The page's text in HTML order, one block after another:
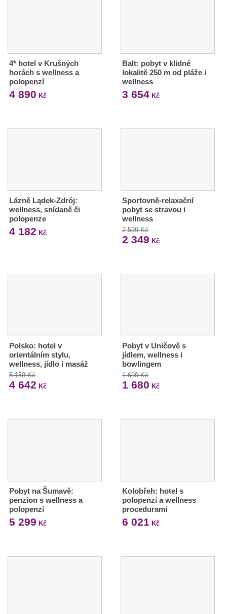
4* hotel v Krušných
horách s wellness a
polopenzí
4 890 Kč
Balt: pobyt v klidné
lokalitě 250 m od pláže i
wellness
3 654Kč
Lázně Lądek-Zdrój:
wellness, snídaně či
polopenze
4 182 Kč
Sportovně-relaxační
pobyt se stravou i
wellness
2 599 Kč
2 349 Kč
Polsko: hotel v
orientálním stylu,
wellness, jídlo i masáž
5 159 Kč
4 642 Kč
Pobyt v Uničově s
jídlem, wellness i
bowlingem
1 690 Kč
1 680 Kč
Pobyt na Šumavě:
penzion s wellness a
polopenzí
5 299 Kč
Kolobřeh: hotel s
polopenzí a wellness
procedurami
6 021 Kč